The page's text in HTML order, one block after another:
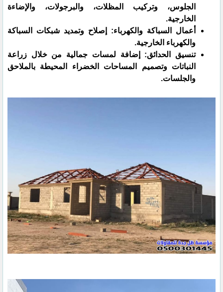
الجلوس، وتركيب المظلات، والبرجولات، والإضاءة
الخارجية.
أعمال السباكة والكهرباء: إصلاح وتمديد شبكات السباكة
والكهرباء الخارجية.
تنسيق الحدائق: إضافة لمسات جمالية من خلال زراعة
النباتات وتصميم المساحات الخضراء المحيطة بالملاحق
والجلسات.